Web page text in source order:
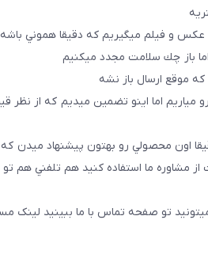
عكس و فيلم ميگيريم كه دقيقا هموني
باز چك سلامت مجدد ميكنيم
موقع ارسال باز نشه
اما اينو تضمين ميديم كه از نظر
اون محصولي رو بهتون پيشنهاد ميدن
از مشاوره ما استفاده كنيد هم تلفني هم
تو صفحه تماس با ما ببینيد لینک